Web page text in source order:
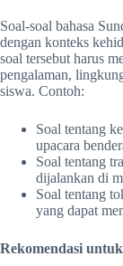
Soal-soal bahasa
dengan konteks
soal tersebut harus
pengalaman,
siswa. Contoh:
Soal tentang
upacara
Soal tentang
dijalankan di
Soal tentang
yang dapat
Rekomendasi